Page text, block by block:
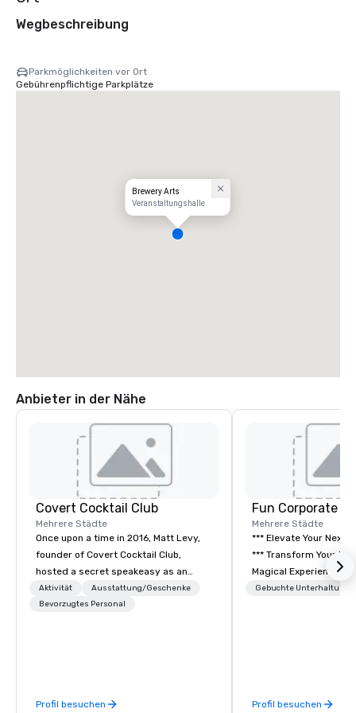
Wegbeschreibung
Parkmöglichkeiten vor Ort
Gebührenpflichtige Parkplätze
Brewery Arts
Veranstaltungshalle
Anbieter in der Nähe
Covert Cocktail Club
Mehrere Städte
Once upon a time in 2016, Matt Levy,
founder of Covert Cocktail Club,
hosted a secret speakeasy as an
intimate place for strangers to gather
in his home. The only way to find out
before The New York Times wrote
Aktivität
Ausstattung/Geschenke
Bevorzugtes Personal
Profil besuchen
Fun Corporate
Mehrere Städte
*** Elevate Your Next
*** Transform Your Event into a
Magical Experience with Fun
Corporate Magic, a
will be talking about
Gebuchte Unterhaltung
Profil besuchen